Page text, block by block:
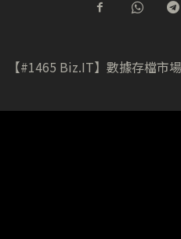
【#1465 Biz.IT】數據存檔市